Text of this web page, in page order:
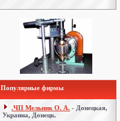
Популярные фирмы
.ЧП Мельник О. А. - Донецкая,
Украина, Донецк.